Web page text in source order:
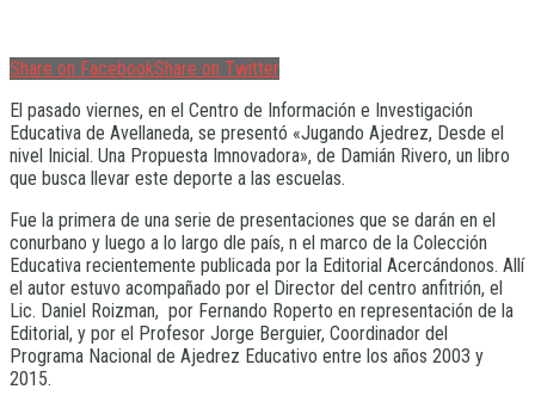
Share on FacebookShare on Twitter
El pasado viernes, en el Centro de Información e Investigación
Educativa de Avellaneda, se presentó «Jugando Ajedrez, Desde el
nivel Inicial. Una Propuesta Imnovadora», de Damián Rivero, un libro
que busca llevar este deporte a las escuelas.
Fue la primera de una serie de presentaciones que se darán en el
conurbano y luego a lo largo dle país, n el marco de la Colección
Educativa recientemente publicada por la Editorial Acercándonos. Allí
el autor estuvo acompañado por el Director del centro anfitrión, el
Lic. Daniel Roizman, por Fernando Roperto en representación de la
Editorial, y por el Profesor Jorge Berguier, Coordinador del
Programa Nacional de Ajedrez Educativo entre los años 2003 y
2015.